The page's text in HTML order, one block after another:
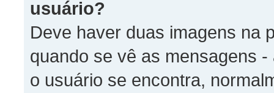
usuário?
Deve haver duas imagens na
quando se vê as mensagens
o usuário se encontra,